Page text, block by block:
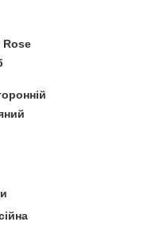
Rose